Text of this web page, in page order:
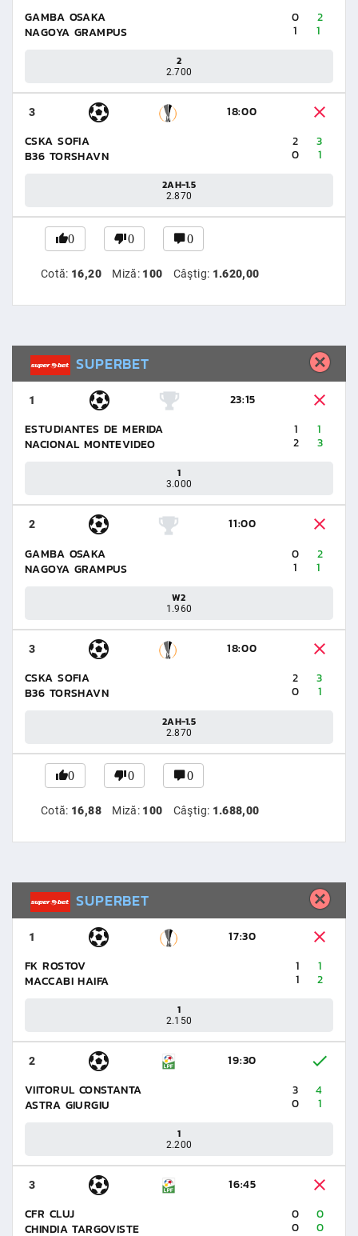
GAMBA OSAKA
NAGOYA GRAMPUS
0
2
1
1
2
2.700
3
18:00
CSKA SOFIA
B36 TORSHAVN
2
3
0
1
2AH-1.5
2.870
0 0 0
Cotă: 16,20 Miză: 100 Câştig: 1.620,00
SUPERBET
1
23:15
ESTUDIANTES DE MERIDA
NACIONAL MONTEVIDEO
1
1
2
3
1
3.000
2
11:00
GAMBA OSAKA
NAGOYA GRAMPUS
0
2
1
1
W2
1.960
3
18:00
CSKA SOFIA
B36 TORSHAVN
2
3
0
1
2AH-1.5
2.870
0 0 0
Cotă: 16,88 Miză: 100 Câştig: 1.688,00
SUPERBET
1
17:30
FK ROSTOV
MACCABI HAIFA
1
1
1
2
1
2.150
2
19:30
VIITORUL CONSTANTA
ASTRA GIURGIU
3
4
0
1
1
2.200
3
16:45
CFR CLUJ
CHINDIA TARGOVISTE
0
0
0
0